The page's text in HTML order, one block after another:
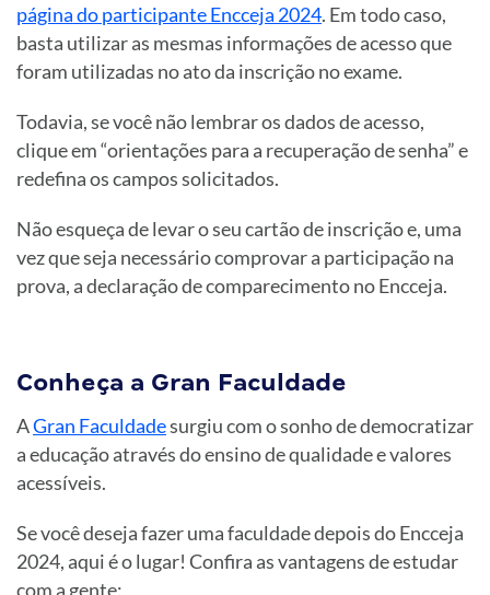
página do participante Encceja 2024. Em todo caso,
basta utilizar as mesmas informações de acesso que
foram utilizadas no ato da inscrição no exame.
Todavia, se você não lembrar os dados de acesso,
clique em “orientações para a recuperação de senha” e
redefina os campos solicitados.
Não esqueça de levar o seu cartão de inscrição e, uma
vez que seja necessário comprovar a participação na
prova, a declaração de comparecimento no Encceja.
Conheça a Gran Faculdade
AGran Faculdadesurgiu com o sonho de democratizar
a educação através do ensino de qualidade e valores
acessíveis.
Se você deseja fazer uma faculdade depois do Encceja
2024, aqui é o lugar! Confira as vantagens de estudar
com a gente: